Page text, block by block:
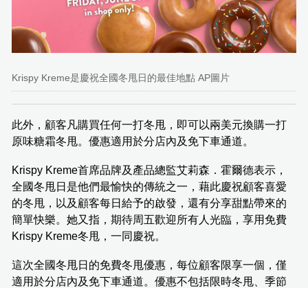
Krispy Kreme是慶祝全國冬甩日的最佳地點 AP圖片
此外，顧客凡購買任何一打冬甩，即可以兩美元換購一打
原味糖霜冬甩。優惠適用於分店內及免下車通道。
Krispy Kreme首席品牌及產品總監艾莉森．霍爾德表示，
全國冬甩日是他們最愉快的傳統之一，藉此慶祝顧客喜愛
的冬甩，以及顧客每日給予的啟發，還有分享甜點帶來的
簡單快樂。她又指，期待周五歡迎所有人光臨，享用免費
Krispy Kreme冬甩，一同慶祝。
這次全國冬甩日的免費冬甩優惠，每位顧客限享一個，僅
適用於分店內及免下車通道。優惠不包括限時冬甩、季節